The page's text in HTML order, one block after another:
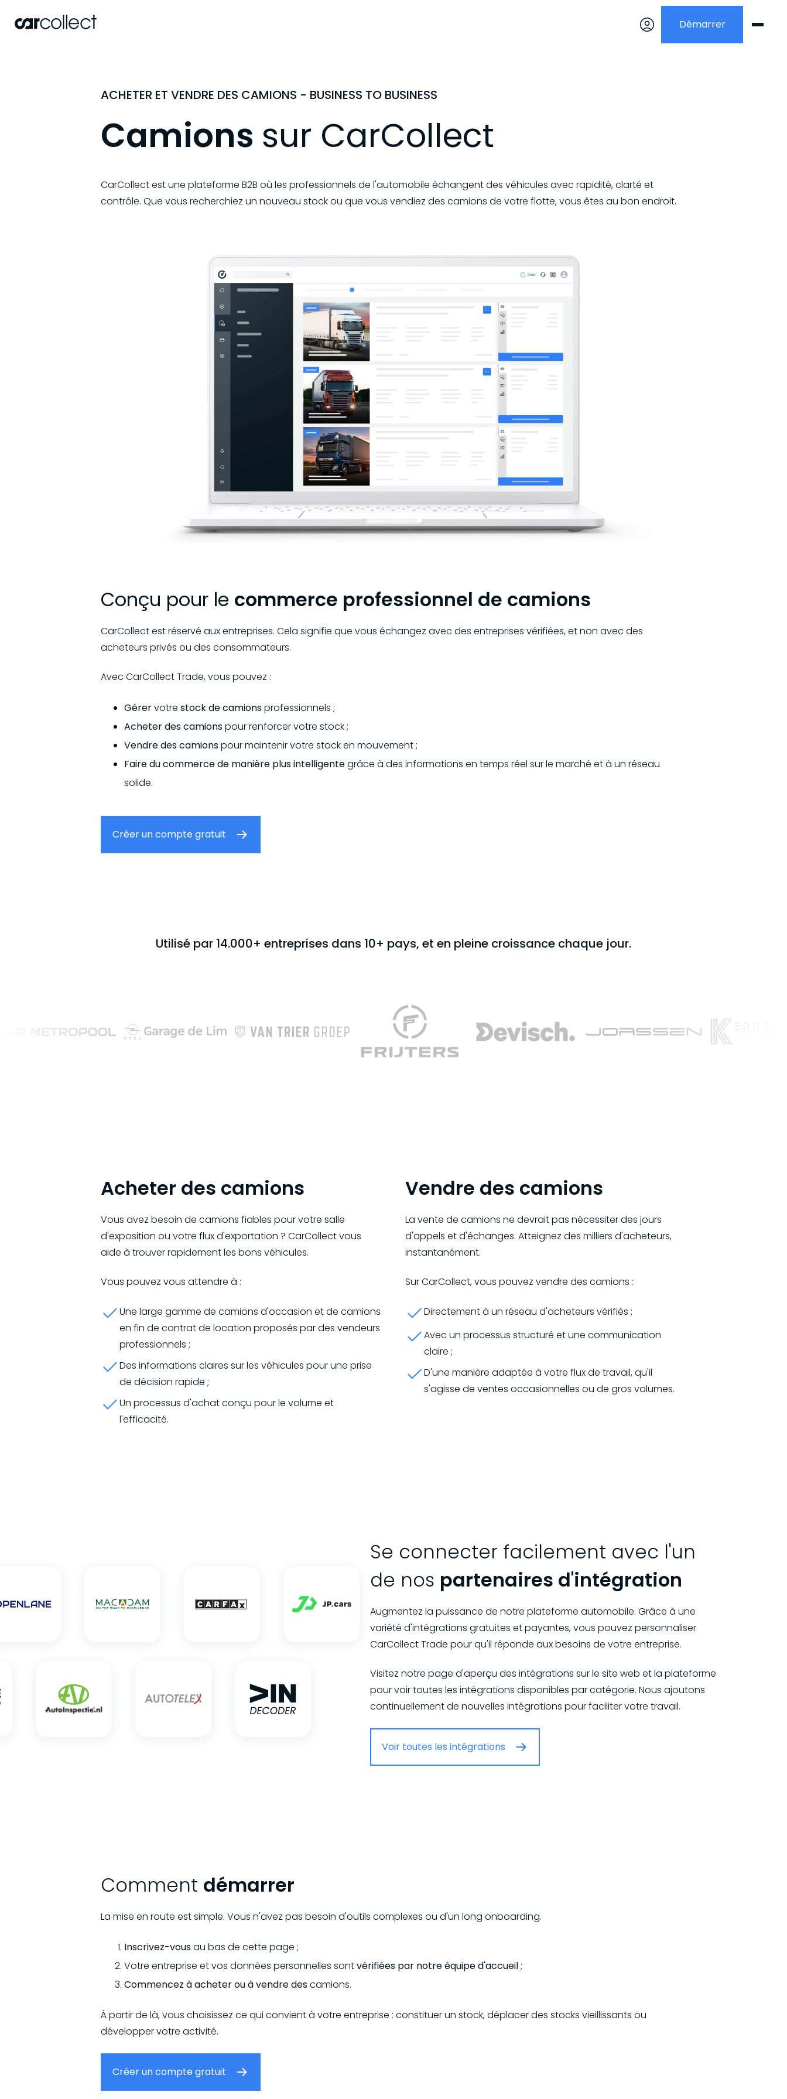
Démarrer
ACHETER ET VENDRE DES CAMIONS - BUSINESS TO BUSINESS
Camions sur CarCollect
CarCollect est une plateforme B2B où les professionnels de l'automobile échangent des véhicules avec rapidité, clarté et
contrôle. Que vous recherchiez un nouveau stock ou que vous vendiez des camions de votre flotte, vous êtes au bon endroit.
Conçu pour le commerce professionnel de camions
CarCollect est réservé aux entreprises. Cela signifie que vous échangez avec des entreprises vérifiées, et non avec des
acheteurs privés ou des consommateurs.
Avec CarCollect Trade, vous pouvez :
Gérervotre stock de camionsprofessionnels ;
Acheter des camionspour renforcer votre stock ;
Vendre des camionspour maintenir votre stock en mouvement ;
Faire du commerce de manière plus intelligentegrâce à des informations en temps réel sur le marché et à un réseau
solide.
Créer un compte gratuit
Utilisé par 14.000+ entreprises dans 10+ pays, et en pleine croissance chaque jour.
Acheter des camions
Vous avez besoin de camions fiables pour votre salle
d'exposition ou votre flux d'exportation ? CarCollect vous
aide à trouver rapidement les bons véhicules.
Vous pouvez vous attendre à :
Une large gamme de camions d'occasion et de camions
en fin de contrat de location proposés par des vendeurs
professionnels ;
Des informations claires sur les véhicules pour une prise
de décision rapide ;
Un processus d'achat conçu pour le volume et
l'efficacité.
Vendre des camions
La vente de camions ne devrait pas nécessiter des jours
d'appels et d'échanges. Atteignez des milliers d'acheteurs,
instantanément.
Sur CarCollect, vous pouvez vendre des camions :
Directement à un réseau d'acheteurs vérifiés ;
Avec un processus structuré et une communication
claire ;
D'une manière adaptée à votre flux de travail, qu'il
s'agisse de ventes occasionnelles ou de gros volumes.
Se connecter facilement avec l'un
de nos partenaires d'intégration
Augmentez la puissance de notre plateforme automobile. Grâce à une
variété d'intégrations gratuites et payantes, vous pouvez personnaliser
CarCollect Trade pour qu'il réponde aux besoins de votre entreprise.
Visitez notre page d'aperçu des intégrations sur le site web et la plateforme
pour voir toutes les intégrations disponibles par catégorie. Nous ajoutons
continuellement de nouvelles intégrations pour faciliter votre travail.
Voir toutes les intégrations
Comment démarrer
La mise en route est simple. Vous n'avez pas besoin d'outils complexes ou d'un long onboarding.
Inscrivez-vousau bas de cette page ;
Votre entreprise et vos données personnelles sontvérifiées par notre équipe d'accueil;
Commencez à acheter ou à vendre descamions.
À partir de là, vous choisissez ce qui convient à votre entreprise : constituer un stock, déplacer des stocks vieillissants ou
développer votre activité.
Créer un compte gratuit